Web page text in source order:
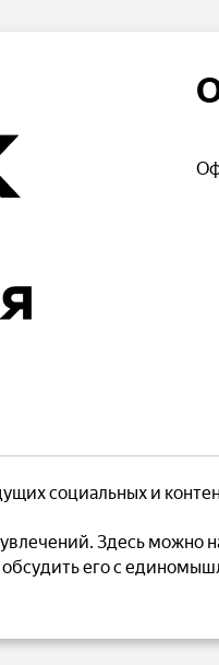
социальных и
Здесь можно
его с